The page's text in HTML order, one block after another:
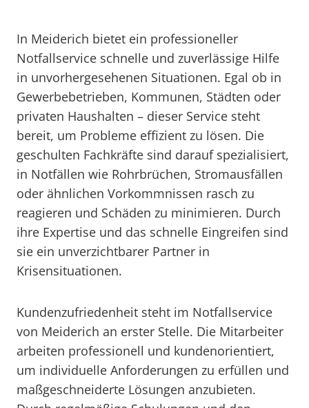
In Meiderich bietet ein professioneller
Notfallservice schnelle und zuverlässige Hilfe
in unvorhergesehenen Situationen. Egal ob in
Gewerbebetrieben, Kommunen, Städten oder
privaten Haushalten – dieser Service steht
bereit, um Probleme effizient zu lösen. Die
geschulten Fachkräfte sind darauf spezialisiert,
in Notfällen wie Rohrbrüchen, Stromausfällen
oder ähnlichen Vorkommnissen rasch zu
reagieren und Schäden zu minimieren. Durch
ihre Expertise und das schnelle Eingreifen sind
sie ein unverzichtbarer Partner in
Krisensituationen.
Kundenzufriedenheit steht im Notfallservice
von Meiderich an erster Stelle. Die Mitarbeiter
arbeiten professionell und kundenorientiert,
um individuelle Anforderungen zu erfüllen und
maßgeschneiderte Lösungen anzubieten.